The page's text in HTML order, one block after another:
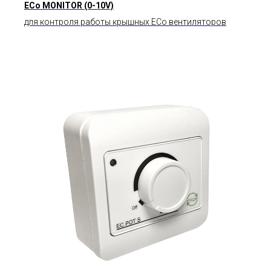
ЕСo MONITOR (0-10V)
для контроля работы крышных ЕСо вентиляторов